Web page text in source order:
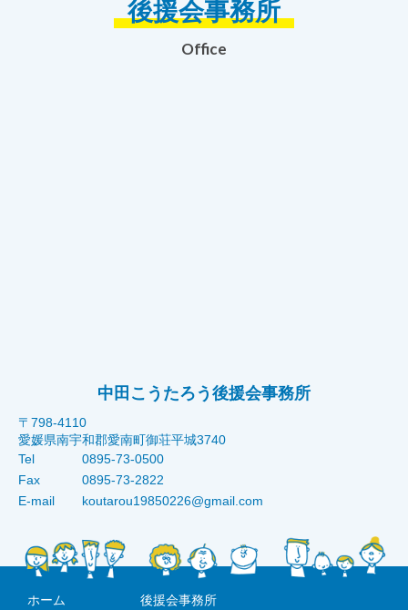
後援会事務所
Office
中田こうたろう後援会事務所
〒798-4110
愛媛県南宇和郡愛南町御荘平城3740
Tel
0895-73-0500
Fax
0895-73-2822
E-mail
koutarou19850226@gmail.com
ホーム 後援会事務所